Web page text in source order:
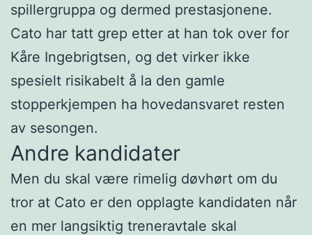
spillergruppa og dermed prestasjonene.
Cato har tatt grep etter at han tok over for
Kåre Ingebrigtsen, og det virker ikke
spesielt risikabelt å la den gamle
stopperkjempen ha hovedansvaret resten
av sesongen.
Andre kandidater
Men du skal være rimelig døvhørt om du
tror at Cato er den opplagte kandidaten når
en mer langsiktig treneravtale skal